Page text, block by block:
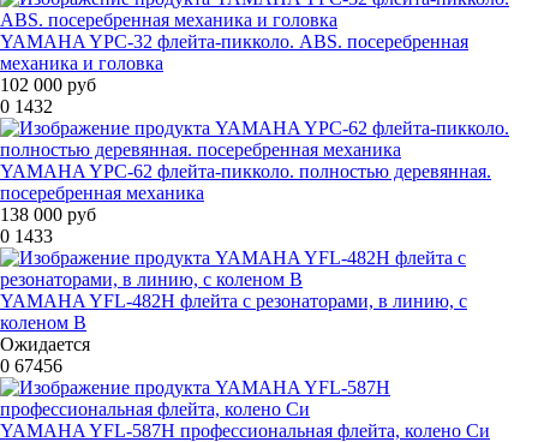
YAMAHA YPC-32 флейта-пикколо. ABS. посеребренная
механика и головка
102 000 руб
0 1432
YAMAHA YPC-62 флейта-пикколо. полностью деревянная.
посеребренная механика
138 000 руб
0 1433
YAMAHA YFL-482H флейта с резонаторами, в линию, с
коленом B
Ожидается
0 67456
YAMAHA YFL-587H профессиональная флейта, колено Си